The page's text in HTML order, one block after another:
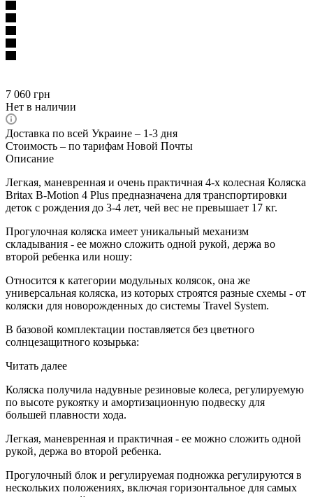
7 060 грн
Нет в наличии
Доставка по всей Украине – 1-3 дня
Стоимость – по тарифам Новой Почты
Описание
Легкая, маневренная и очень практичная 4-х колесная Коляска
Britax B-Motion 4 Plus предназначена для транспортировки
деток с рождения до 3-4 лет, чей вес не превышает 17 кг.
Прогулочная коляска имеет уникальный механизм
складывания - ее можно сложить одной рукой, держа во
второй ребенка или ношу:
Относится к категории модульных колясок, она же
универсальная коляска, из которых строятся разные схемы - от
коляски для новорожденных до системы Travel System.
В базовой комплектации поставляется без цветного
солнцезащитного козырька:
Читать далее
Коляска получила надувные резиновые колеса, регулируемую
по высоте рукоятку и амортизационную подвеску для
большей плавности хода.
Легкая, маневренная и практичная - ее можно сложить одной
рукой, держа во второй ребенка.
Прогулочный блок и регулируемая подножка регулируются в
нескольких положениях, включая горизонтальное для самых